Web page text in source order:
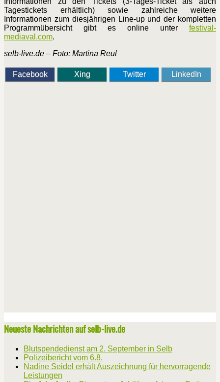
Tagestickets erhältlich) sowie zahlreiche weitere
Informationen zum diesjährigen Line-up und der kompletten
Programmübersicht gibt es online unter festival-
mediaval.com.
selb-live.de – Foto: Martina Reul
Facebook Xing Twitter LinkedIn
Neueste Nachrichten auf selb-live.de
Blutspendedienst am 2. September in Selb
Polizeibericht vom 6.8.
Nadine Seidel erhält Auszeichnung für hervorragende
Leistungen